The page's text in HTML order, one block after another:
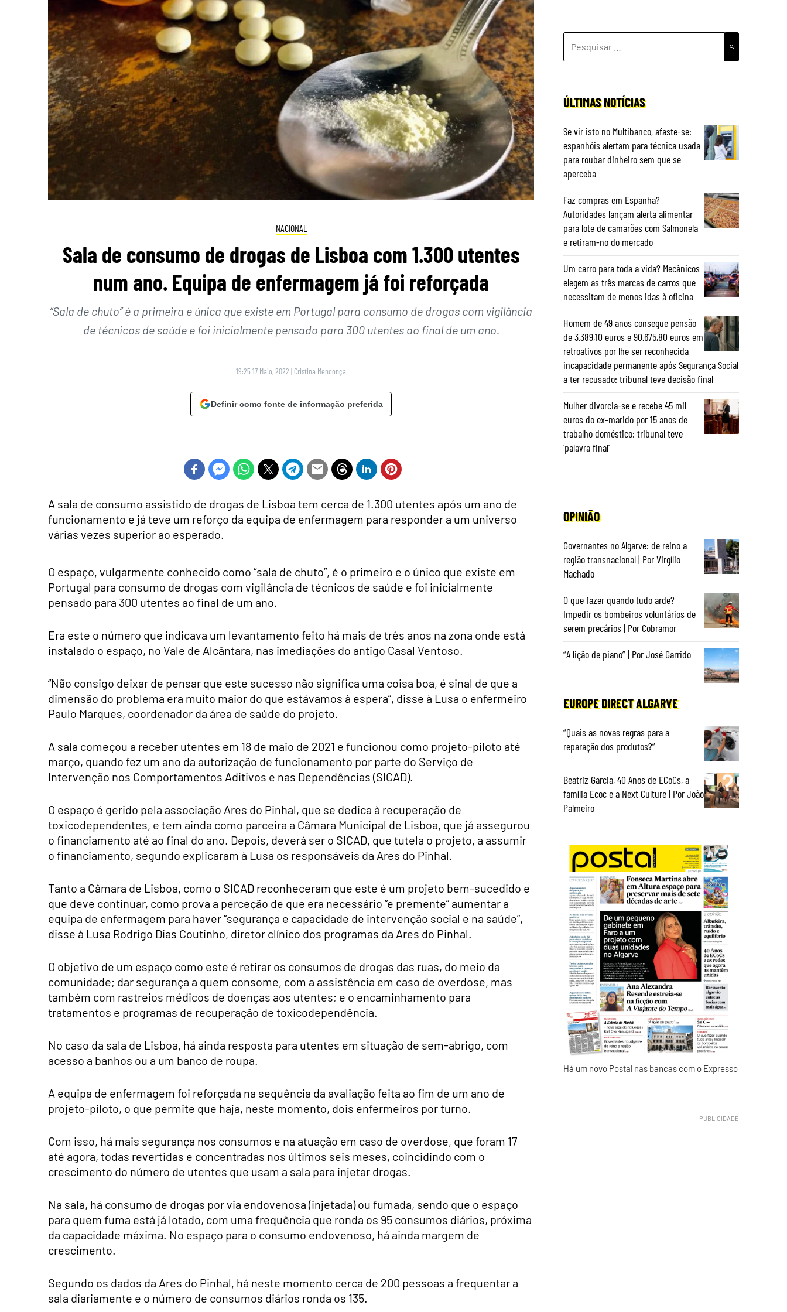
NACIONAL
Sala de consumo de drogas de Lisboa com 1.300 utentes
num ano. Equipa de enfermagem já foi reforçada
“Sala de chuto” é a primeira e única que existe em Portugal para consumo de drogas com vigilância
de técnicos de saúde e foi inicialmente pensado para 300 utentes ao final de um ano.
19:25 17 Maio, 2022 | Cristina Mendonça
Definir como fonte de informação preferida
A sala de consumo assistido de drogas de Lisboa tem cerca de 1.300 utentes após um ano de
funcionamento e já teve um reforço da equipa de enfermagem para responder a um universo
várias vezes superior ao esperado.
O espaço, vulgarmente conhecido como “sala de chuto”, é o primeiro e o único que existe em
Portugal para consumo de drogas com vigilância de técnicos de saúde e foi inicialmente
pensado para 300 utentes ao final de um ano.
Era este o número que indicava um levantamento feito há mais de três anos na zona onde está
instalado o espaço, no Vale de Alcântara, nas imediações do antigo Casal Ventoso.
“Não consigo deixar de pensar que este sucesso não significa uma coisa boa, é sinal de que a
dimensão do problema era muito maior do que estávamos à espera”, disse à Lusa o enfermeiro
Paulo Marques, coordenador da área de saúde do projeto.
A sala começou a receber utentes em 18 de maio de 2021 e funcionou como projeto-piloto até
março, quando fez um ano da autorização de funcionamento por parte do Serviço de
Intervenção nos Comportamentos Aditivos e nas Dependências (SICAD).
O espaço é gerido pela associação Ares do Pinhal, que se dedica à recuperação de
toxicodependentes, e tem ainda como parceira a Câmara Municipal de Lisboa, que já assegurou
o financiamento até ao final do ano. Depois, deverá ser o SICAD, que tutela o projeto, a assumir
o financiamento, segundo explicaram à Lusa os responsáveis da Ares do Pinhal.
Tanto a Câmara de Lisboa, como o SICAD reconheceram que este é um projeto bem-sucedido e
que deve continuar, como prova a perceção de que era necessário “e premente” aumentar a
equipa de enfermagem para haver “segurança e capacidade de intervenção social e na saúde”,
disse à Lusa Rodrigo Dias Coutinho, diretor clínico dos programas da Ares do Pinhal.
O objetivo de um espaço como este é retirar os consumos de drogas das ruas, do meio da
comunidade; dar segurança a quem consome, com a assistência em caso de overdose, mas
também com rastreios médicos de doenças aos utentes; e o encaminhamento para
tratamentos e programas de recuperação de toxicodependência.
No caso da sala de Lisboa, há ainda resposta para utentes em situação de sem-abrigo, com
acesso a banhos ou a um banco de roupa.
A equipa de enfermagem foi reforçada na sequência da avaliação feita ao fim de um ano de
projeto-piloto, o que permite que haja, neste momento, dois enfermeiros por turno.
Com isso, há mais segurança nos consumos e na atuação em caso de overdose, que foram 17
até agora, todas revertidas e concentradas nos últimos seis meses, coincidindo com o
crescimento do número de utentes que usam a sala para injetar drogas.
Na sala, há consumo de drogas por via endovenosa (injetada) ou fumada, sendo que o espaço
para quem fuma está já lotado, com uma frequência que ronda os 95 consumos diários, próxima
da capacidade máxima. No espaço para o consumo endovenoso, há ainda margem de
crescimento.
Segundo os dados da Ares do Pinhal, há neste momento cerca de 200 pessoas a frequentar a
sala diariamente e o número de consumos diários ronda os 135.
POR:
ÚLTIMAS NOTÍCIAS
Se vir isto no Multibanco, afaste-se:
espanhóis alertam para técnica usada
para roubar dinheiro sem que se
aperceba
Faz compras em Espanha?
Autoridades lançam alerta alimentar
para lote de camarões com Salmonela
e retiram-no do mercado
Um carro para toda a vida? Mecânicos
elegem as três marcas de carros que
necessitam de menos idas à oficina
Homem de 49 anos consegue pensão
de 3.389,10 euros e 90.675,80 euros em
retroativos por lhe ser reconhecida
incapacidade permanente após Segurança Social
a ter recusado: tribunal teve decisão final
Mulher divorcia-se e recebe 45 mil
euros do ex-marido por 15 anos de
trabalho doméstico: tribunal teve
‘palavra final’
OPINIÃO
Governantes no Algarve: de reino a
região transnacional | Por Virgílio
Machado
O que fazer quando tudo arde?
Impedir os bombeiros voluntários de
serem precários | Por Cobramor
“A lição de piano” | Por José Garrido
EUROPE DIRECT ALGARVE
“Quais as novas regras para a
reparação dos produtos?”
Beatriz Garcia, 40 Anos de ECoCs, a
família Ecoc e a Next Culture | Por João
Palmeiro
Há um novo Postal nas bancas com o Expresso